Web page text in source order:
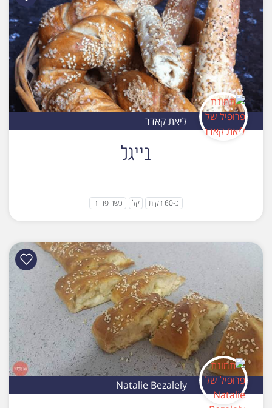
ליאת קאדר
בייגל
כ-60 דקות קל כשר פרווה
Natalie Bezalely